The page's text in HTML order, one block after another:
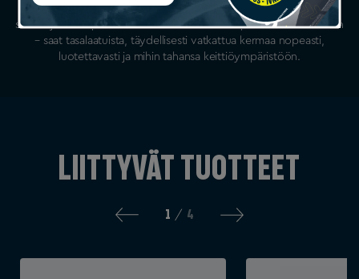
helppoa on asentaa ja käyttää kermakonetta ja paineensäädintä
sifonin ja kermapatruunoiden kanssa. Kokoonpanosta annosteluun
– saat tasalaatuista, täydellisesti vatkattua kermaa nopeasti,
luotettavasti ja mihin tahansa keittiöympäristöön.
Liittyvät tuotteet
1 / 4